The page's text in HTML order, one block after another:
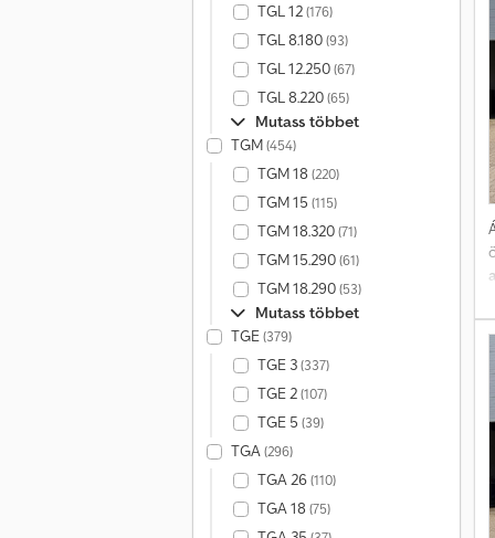
TGL 12(176)
TGL 8.180(93)
TGL 12.250(67)
TGL 8.220(65)
Mutass többet
TGM(454)
TGM 18 (220)
TGM 15 (115)
TGM 18.320(71)
TGM 15.290(61)
TGM 18.290(53)
Mutass többet
TGE(379)
TGE 3(337)
TGE 2(107)
TGE 5 (39)
TGA(296)
TGA 26(110)
TGA 18 (75)